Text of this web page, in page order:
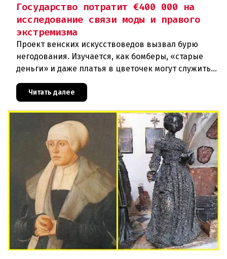
Государство потратит €400 000 на
исследование связи моды и правого
экстремизма
Проект венских искусствоведов вызвал бурю
негодования. Изучается, как бомберы, «старые
деньги» и даже платья в цветочек могут служить
инструментом пропаганды. Оппоненты требуют
ответа от министра наук
Читать далее